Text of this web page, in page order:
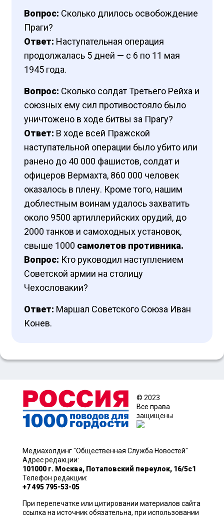
Вопрос: Сколько длилось освобождение
Праги?
Ответ: Наступательная операция
продолжалась 5 дней — с 6 по 11 мая
1945 года.
Вопрос: Сколько солдат Третьего Рейха и
союзных ему сил противостояло было
уничтожено в ходе битвы за Прагу?
Ответ: В ходе всей Пражской
наступательной операции было убито или
ранено до 40 000 фашистов, солдат и
офицеров Вермахта, 860 000 человек
оказалось в плену. Кроме того, нашим
доблестным воинам удалось захватить
около 9500 артиллерийских орудий, до
2000 танков и самоходных установок,
свыше 1000 самолетов противника.
Вопрос: Кто руководил наступлением
Советской армии на столицу
Чехословакии?
Ответ: Маршал Советского Союза Иван
Конев.
© 2023
Все права
защищены
Медиахолдинг "Общественная Служба Новостей"
Адрес редакции:
101000 г. Москва, Потаповский переулок, 16/5с1
Телефон редакции:
+7 495 795-53-05
При перепечатке или цитировании материалов сайта
ссылка на источник обязательна, при использовании